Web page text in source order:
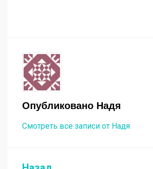
Опубликовано Надя
Смотреть все записи от Надя